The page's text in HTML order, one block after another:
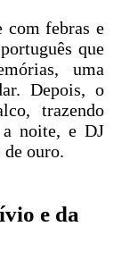
com febras e
que
uma
Depois, o
trazendo
noite, e DJ
de ouro.
e da